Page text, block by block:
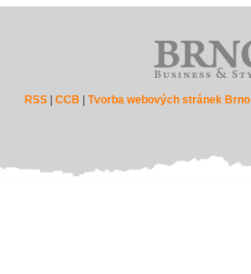
RSS |CCB |Tvorba webových stránek Brno